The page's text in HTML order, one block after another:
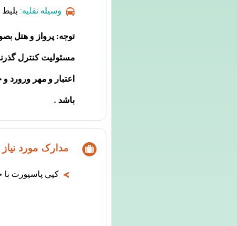
وسیله نقلیه:
توجه: پرواز و هتل
مسئولیت کنترل
اعتبار و مهر
باشد .
مدارک مورد نیاز
کپی پاسپورت با حداقل 7